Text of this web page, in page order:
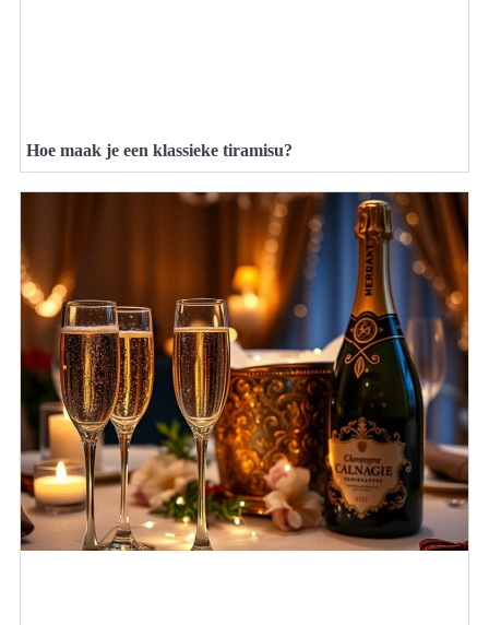
Hoe maak je een klassieke tiramisu?